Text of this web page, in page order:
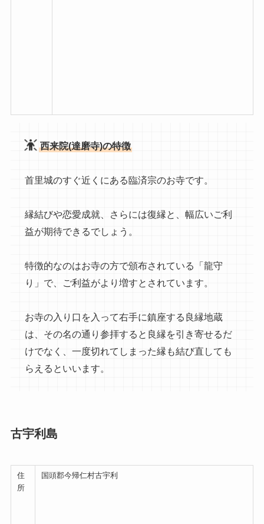
西来院(達磨寺)の特徴
首里城のすぐ近くにある臨済宗のお寺です。
縁結びや恋愛成就、さらには復縁と、幅広いご利
益が期待できるでしょう。
特徴的なのはお寺の方で頒布されている「龍守
り」で、ご利益がより増すとされています。
お寺の入り口を入って右手に鎮座する良縁地蔵
は、その名の通り参拝すると良縁を引き寄せるだ
けでなく、一度切れてしまった縁も結び直しても
らえるといいます。
古宇利島
住
所
国頭郡今帰仁村古宇利